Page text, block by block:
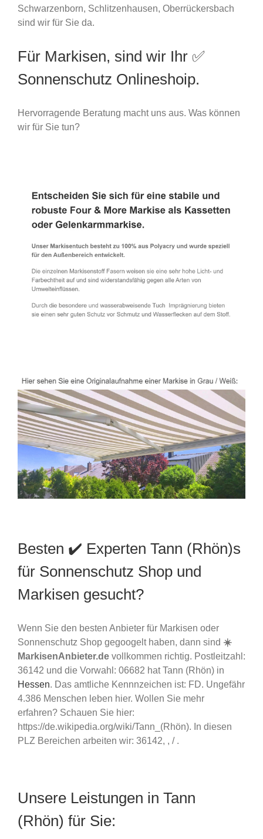
Schwarzenborn, Schlitzenhausen, Oberrückersbach
sind wir für Sie da.
Für Markisen, sind wir Ihr ✅
Sonnenschutz Onlineshoip.
Hervorragende Beratung macht uns aus. Was können
wir für Sie tun?
Besten ✔️ Experten Tann (Rhön)s
für Sonnenschutz Shop und
Markisen gesucht?
Wenn Sie den besten Anbieter für Markisen oder
Sonnenschutz Shop gegoogelt haben, dann sind ☀️
MarkisenAnbieter.de vollkommen richtig. Postleitzahl:
36142 und die Vorwahl: 06682 hat Tann (Rhön) in
Hessen. Das amtliche Kennnzeichen ist: FD. Ungefähr
4.386 Menschen leben hier. Wollen Sie mehr
erfahren? Schauen Sie hier:
https://de.wikipedia.org/wiki/Tann_(Rhön). In diesen
PLZ Bereichen arbeiten wir: 36142, , / .
Unsere Leistungen in Tann
(Rhön) für Sie: